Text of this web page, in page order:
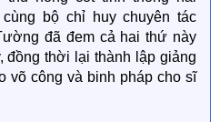
bộ chỉ huy chuyên tác
đã đem cả hai thứ này
đồng thời lại thành lập giảng
võ công và binh pháp cho sĩ